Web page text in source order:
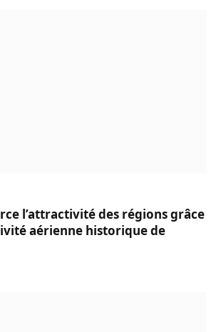
l’attractivité des régions grâce
aérienne historique de